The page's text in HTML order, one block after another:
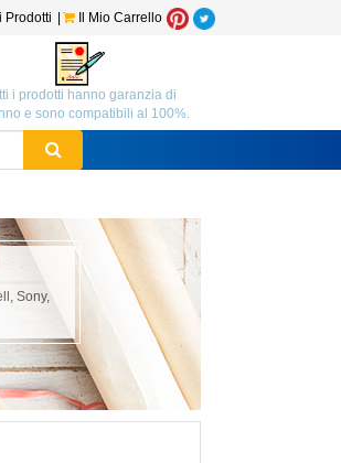
Il Mio Carrello
i prodotti hanno garanzia di
e sono compatibili al 100%.
Sony,